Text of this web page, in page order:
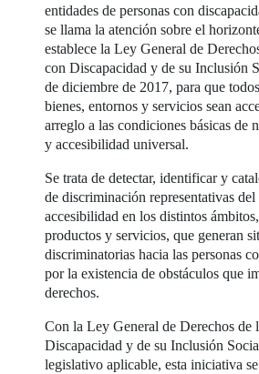
entidades de personas con
se llama la atención sobre el
establece la Ley General de
con Discapacidad y de su Inclusión
de diciembre de 2017, para que
bienes, entornos y servicios sean
arreglo a las condiciones básicas de
y accesibilidad universal.
Se trata de detectar, identificar y
de discriminación representativas del
accesibilidad en los distintos
productos y servicios, que generan
discriminatorias hacia las personas
por la existencia de obstáculos que
derechos.
Con la Ley General de Derechos de
Discapacidad y de su Inclusión
legislativo aplicable, esta iniciativa